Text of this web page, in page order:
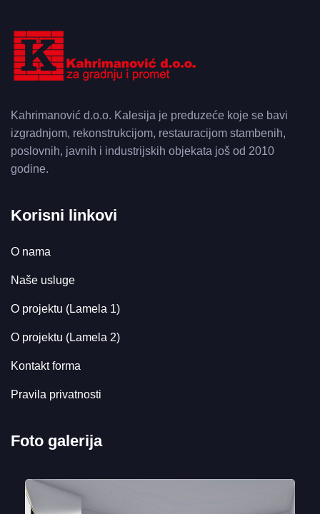
Kahrimanović d.o.o. Kalesija je preduzeće koje se bavi
izgradnjom, rekonstrukcijom, restauracijom stambenih,
poslovnih, javnih i industrijskih objekata još od 2010
godine.
Korisni linkovi
O nama
Naše usluge
O projektu (Lamela 1)
O projektu (Lamela 2)
Kontakt forma
Pravila privatnosti
Foto galerija